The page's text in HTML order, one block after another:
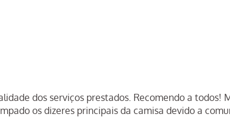
dos serviços prestados. Recomendo a
os dizeres principais da camisa devido a